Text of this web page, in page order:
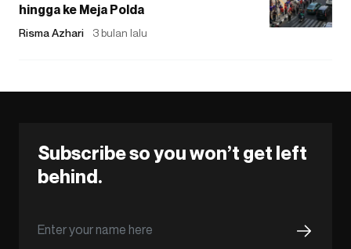
hingga ke Meja Polda
Risma Azhari 3 bulan lalu
Subscribe so you won’t get left
behind.